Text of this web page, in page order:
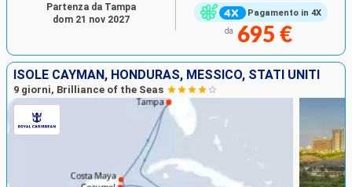
Pagamento in 4X
da 695 €
Partenza da Tampa
dom 21 nov 2027
ISOLE CAYMAN, HONDURAS, MESSICO, STATI UNITI
9 giorni, Brilliance of the Seas